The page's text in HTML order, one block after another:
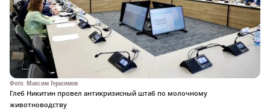
Фото: Максим Герасимов
Глеб Никитин провел антикризисный штаб по молочному
животноводству